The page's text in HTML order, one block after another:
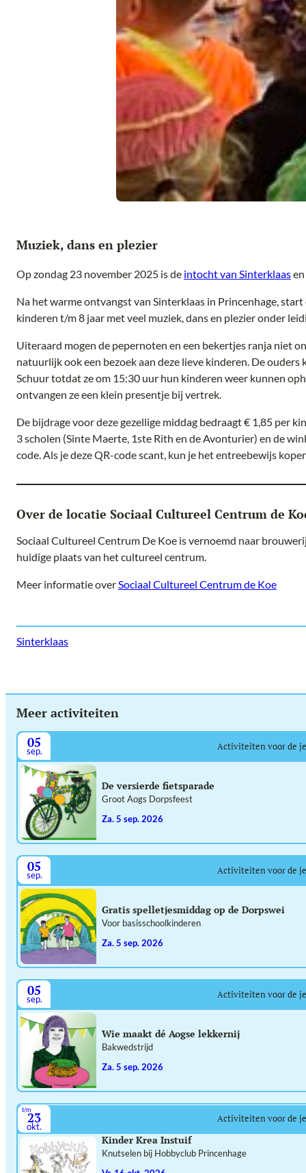
Muziek, dans en plezier
Op zondag 23 november 2025 is de intocht van Sinterklaas
Na het warme ontvangst van Sinterklaas in Princenhage,
kinderen t/m 8 jaar met veel muziek, dans en plezier onder
Uiteraard mogen de pepernoten en een bekertjes ranja niet
natuurlijk ook een bezoek aan deze lieve kinderen. De
Schuur totdat ze om 15:30 uur hun kinderen weer kunnen
ontvangen ze een klein presentje bij vertrek.
De bijdrage voor deze gezellige middag bedraagt € 1,85 per
3 scholen (Sinte Maerte, 1ste Rith en de Avonturier) en de
code. Als je deze QR-code scant, kun je het entreebewijs
Over de locatie Sociaal Cultureel Centrum de
Sociaal Cultureel Centrum De Koe is vernoemd naar
huidige plaats van het cultureel centrum.
Meer informatie overSociaal Cultureel Centrum de Koe
Sinterklaas
Meer activiteiten
05
sep. Activiteiten voor de
De versierde fietsparade
Groot Aogs Dorpsfeest
za. 5 sep. 2026
05
sep. Activiteiten voor de
Gratis spelletjesmiddag op de Dorpswei
Voor basisschoolkinderen
za. 5 sep. 2026
05
sep. Activiteiten voor de
Wie maakt dé Aogse lekkernij
Bakwedstrijd
za. 5 sep. 2026
t/m
23
okt.
Activiteiten voor de
Kinder Krea Instuif
Knutselen bij Hobbyclub Princenhage